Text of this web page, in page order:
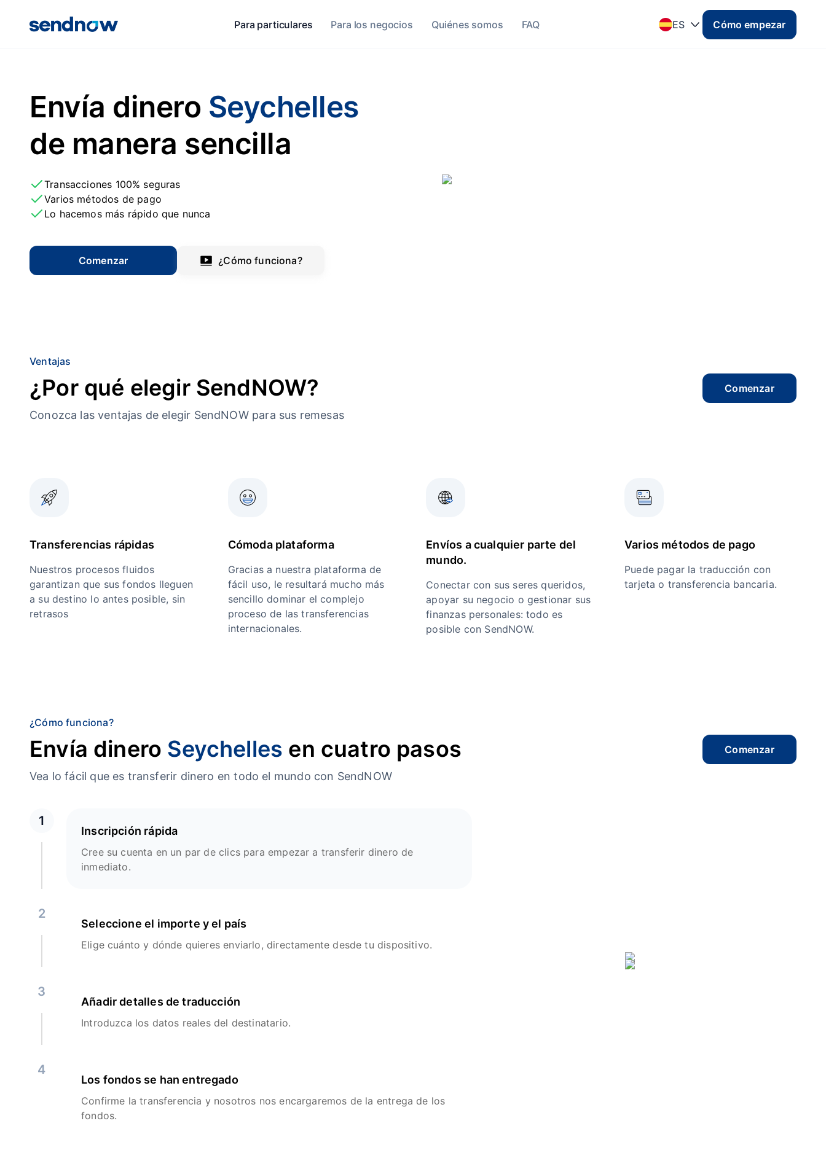
Para particulares Para los negocios Quiénes somos FAQ ES Cómo empezar
Envía dinero Seychelles
de manera sencilla
Transacciones 100% seguras
Varios métodos de pago
Lo hacemos más rápido que nunca
Comenzar ¿Cómo funciona?
Ventajas
¿Por qué elegir SendNOW?
Conozca las ventajas de elegir SendNOW para sus remesas
Comenzar
Transferencias rápidas
Nuestros procesos fluidos
garantizan que sus fondos lleguen
a su destino lo antes posible, sin
retrasos
Cómoda plataforma
Gracias a nuestra plataforma de
fácil uso, le resultará mucho más
sencillo dominar el complejo
proceso de las transferencias
internacionales.
Envíos a cualquier parte del
mundo.
Conectar con sus seres queridos,
apoyar su negocio o gestionar sus
finanzas personales: todo es
posible con SendNOW.
Varios métodos de pago
Puede pagar la traducción con
tarjeta o transferencia bancaria.
¿Cómo funciona?
Envía dinero Seychelles en cuatro pasos
Vea lo fácil que es transferir dinero en todo el mundo con SendNOW
Comenzar
1
Inscripción rápida
Cree su cuenta en un par de clics para empezar a transferir dinero de
inmediato.
2
Seleccione el importe y el país
Elige cuánto y dónde quieres enviarlo, directamente desde tu dispositivo.
3
Añadir detalles de traducción
Introduzca los datos reales del destinatario.
4
Los fondos se han entregado
Confirme la transferencia y nosotros nos encargaremos de la entrega de los
fondos.